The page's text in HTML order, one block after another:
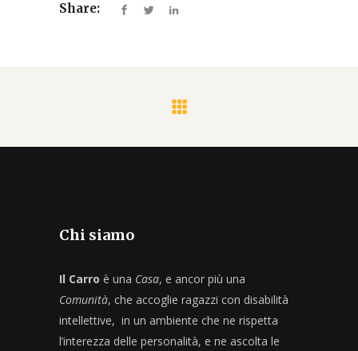
Share:
Chi siamo
Il Carro è una Casa, e ancor più una
Comunità, che accoglie ragazzi con disabilità
intellettive, in un ambiente che ne rispetta
l’interezza delle personalità, e ne ascolta le